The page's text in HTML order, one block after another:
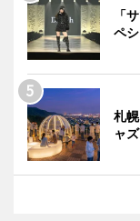
「
ペ
札
ャ